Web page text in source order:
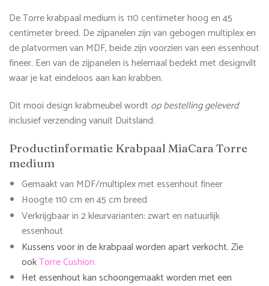
De Torre krabpaal medium is 110 centimeter hoog en 45
centimeter breed. De zijpanelen zijn van gebogen multiplex en
de platvormen van MDF, beide zijn voorzien van een essenhout
fineer. Een van de zijpanelen is helemaal bedekt met designvilt
waar je kat eindeloos aan kan krabben.
Dit mooi design krabmeubel wordt op bestelling geleverd
inclusief verzending vanuit Duitsland.
Productinformatie Krabpaal MiaCara Torre
medium
Gemaakt van MDF/multiplex met essenhout fineer
Hoogte 110 cm en 45 cm breed
Verkrijgbaar in 2 kleurvarianten: zwart en natuurlijk
essenhout
Kussens voor in de krabpaal worden apart verkocht. Zie
ookTorre Cushion.
Het essenhout kan schoongemaakt worden met een